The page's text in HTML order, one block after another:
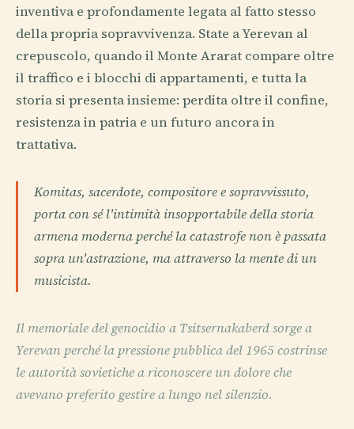
inventiva e profondamente legata al fatto stesso
della propria sopravvivenza. State a Yerevan al
crepuscolo, quando il Monte Ararat compare oltre
il traffico e i blocchi di appartamenti, e tutta la
storia si presenta insieme: perdita oltre il confine,
resistenza in patria e un futuro ancora in
trattativa.
Komitas, sacerdote, compositore e sopravvissuto,
porta con sé l'intimità insopportabile della storia
armena moderna perché la catastrofe non è passata
sopra un'astrazione, ma attraverso la mente di un
musicista.
Il memoriale del genocidio a Tsitsernakaberd sorge a
Yerevan perché la pressione pubblica del 1965 costrinse
le autorità sovietiche a riconoscere un dolore che
avevano preferito gestire a lungo nel silenzio.